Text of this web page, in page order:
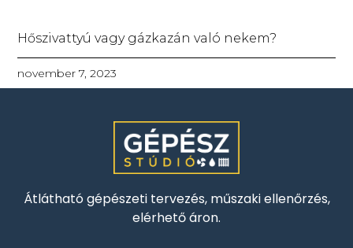
Hőszivattyú vagy gázkazán való nekem?
november 7, 2023
Átlátható gépészeti tervezés, műszaki ellenőrzés,
elérhető áron.